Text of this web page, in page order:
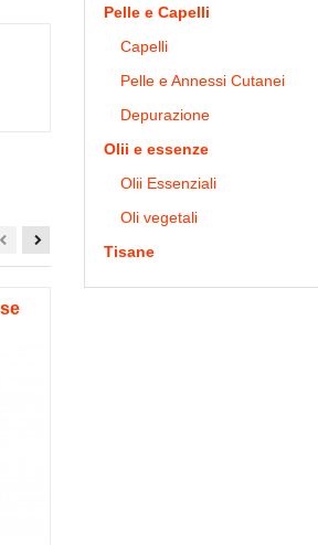
Pelle e Capelli
Capelli
Pelle e Annessi Cutanei
Depurazione
Olii e essenze
Olii Essenziali
Oli vegetali
Tisane